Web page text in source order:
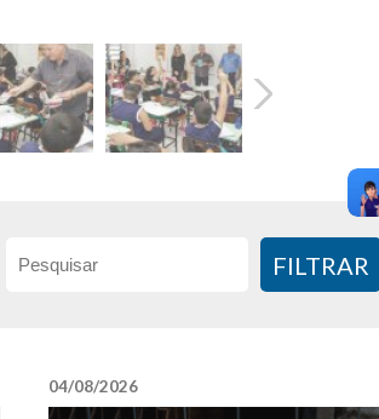
FILTRAR
04/08/2026